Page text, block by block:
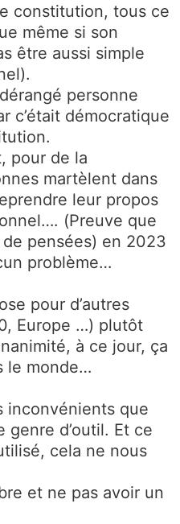
constitution, tous ce
même si son
être aussi simple
personne
c’était démocratique
pour de la
martèlent dans
leur propos
(Preuve que
de pensées) en 2023
problème…
pour d’autres
Europe …) plutôt
à ce jour, ça
le monde…
inconvénients que
genre d’outil. Et ce
cela ne nous
et ne pas avoir un